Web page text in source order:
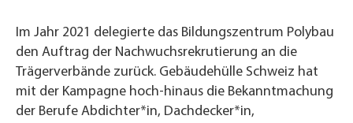
Im Jahr 2021 delegierte das Bildungszentrum Polybau
den Auftrag der Nachwuchsrekrutierung an die
Trägerverbände zurück. Gebäudehülle Schweiz hat
mit der Kampagne hoch-hinaus die Bekanntmachung
der Berufe Abdichter*in, Dachdecker*in,